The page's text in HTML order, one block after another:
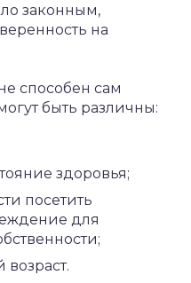
законным,
на
способен сам
быть различны:
здоровья;
посетить
для